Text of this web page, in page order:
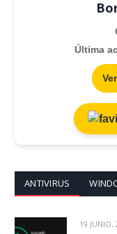
Última
ANTIVIRUS
19 JUNIO,